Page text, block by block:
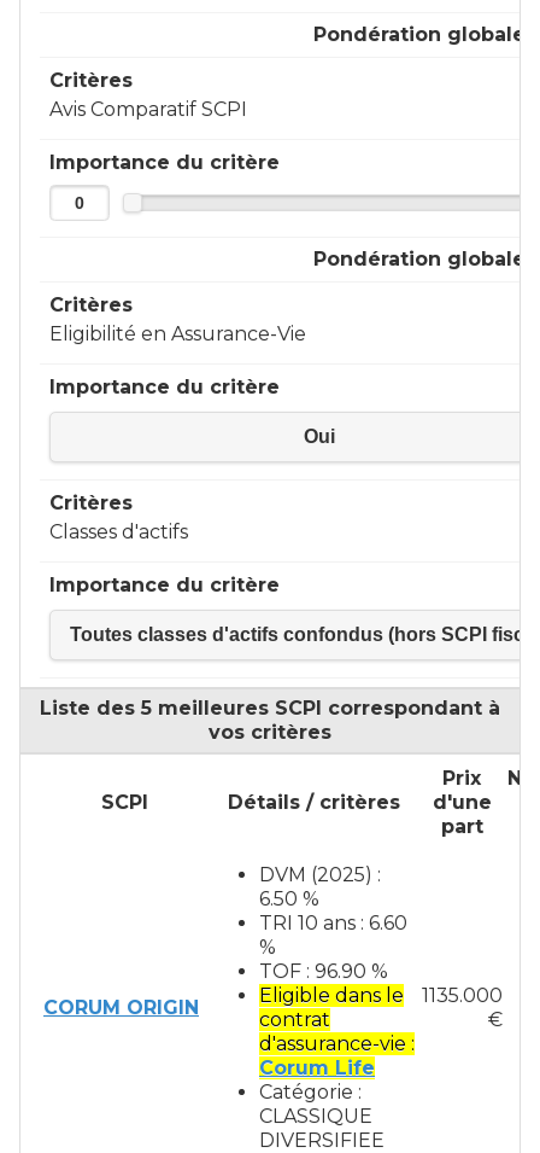
Pondération globale
Critères
Avis Comparatif SCPI
Importance du critère
Pondération globale
Critères
Eligibilité en Assurance-Vie
Importance du critère
Oui
Critères
Classes d'actifs
Importance du critère
Toutes classes d'actifs confondus (hors SCPI
Liste des 5 meilleures SCPI correspondant à
vos critères
SCPI Détails / critères
Prix
d'une
part
CORUM ORIGIN
DVM (2025) :
6.50 %
TRI 10 ans : 6.60
%
TOF : 96.90 %
Eligible dans le
contrat
d'assurance-vie :
Corum Life
Catégorie :
CLASSIQUE
DIVERSIFIEE
1135.000
€